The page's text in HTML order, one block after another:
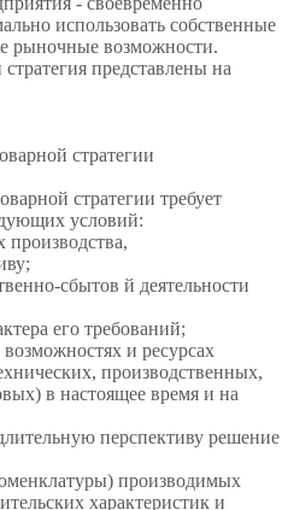
использовать собственные
рыночные возможности.
представлены на
стратегии
стратегии требует
условий:
производства,
сбытов й деятельности
его требований;
и ресурсах
производственных,
в настоящее время и на
перспективу решение
производимых
характеристик и